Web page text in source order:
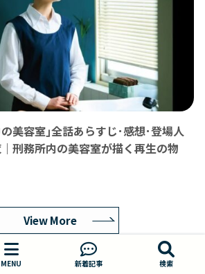
美容室｣全話あらすじ･感想･登場人
刑務所内の美容室が描く再生の物
View More
MENU 新着記事 検索